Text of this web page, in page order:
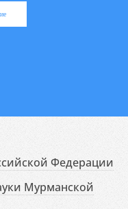
Федерации
Мурманской